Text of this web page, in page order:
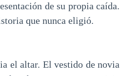
de su propia caída.
que nunca eligió.
el altar. El vestido de novia